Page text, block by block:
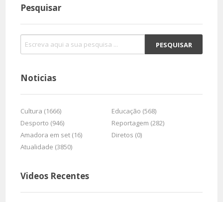
Pesquisar
Noticias
Cultura (1666)
Educação (568)
Desporto (946)
Reportagem (282)
Amadora em set (16)
Diretos (0)
Atualidade (3850)
Videos Recentes